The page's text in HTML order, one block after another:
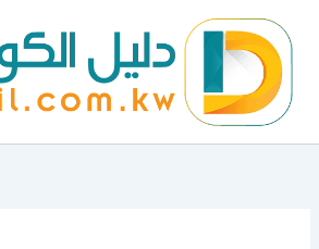
المحتوى